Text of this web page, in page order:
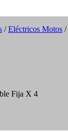
/Eléctricos Motos /
Fija X 4